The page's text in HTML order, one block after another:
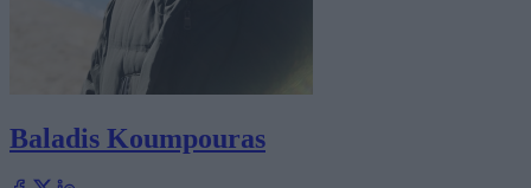
Baladis Koumpouras